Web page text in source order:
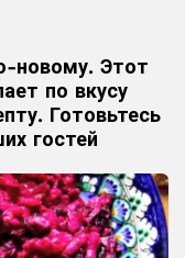
новому. Этот
по вкусу
Готовьтесь
гостей